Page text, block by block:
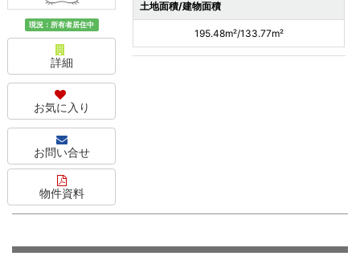
現況：所有者居住中
詳細
お気に入り
お問い合せ
物件資料
土地面積/建物面積
195.48m²/133.77m²